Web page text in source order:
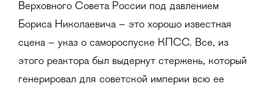
Верховного Совета России под давлением
Бориса Николаевича – это хорошо известная
сцена – указ о самороспуске КПСС. Все, из
этого реактора был выдернут стержень, который
генерировал для советской империи всю ее